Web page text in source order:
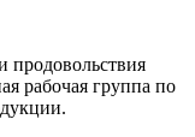
продовольствия
рабочая группа по